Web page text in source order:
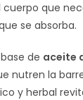
cuerpo que
se absorba.
de aceite
nutren la
y herbal